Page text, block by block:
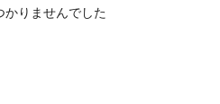
かりませんでした